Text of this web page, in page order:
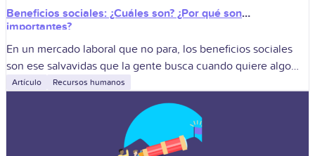
Beneficios sociales: ¿Cuáles son? ¿Por qué son
importantes?
En un mercado laboral que no para, los beneficios sociales
son ese salvavidas que la gente busca cuando quiere algo
más que un sueldo bruto a fin de mes. Lo
Artículo Recursos humanos